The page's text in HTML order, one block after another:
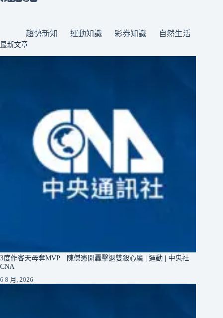
趨勢新知 運動知識 彩券知識 自然生活
最新文章
3度作客天母奪MVP 陳傑憲開轟擊退雙殺心魔 | 運動 | 中央社
CNA
6 8 月, 2026